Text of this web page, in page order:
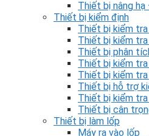
Thiết bị nâng
Thiết bị kiểm định
Thiết bị kiểm
Thiết bị kiểm
Thiết bị phân
Thiết bị kiểm
Thiết bị kiểm
Thiết bị hỗ trợ
Thiết bị kiểm
Thiết bị cân
Thiết bị làm lốp
Máy ra vào lốp